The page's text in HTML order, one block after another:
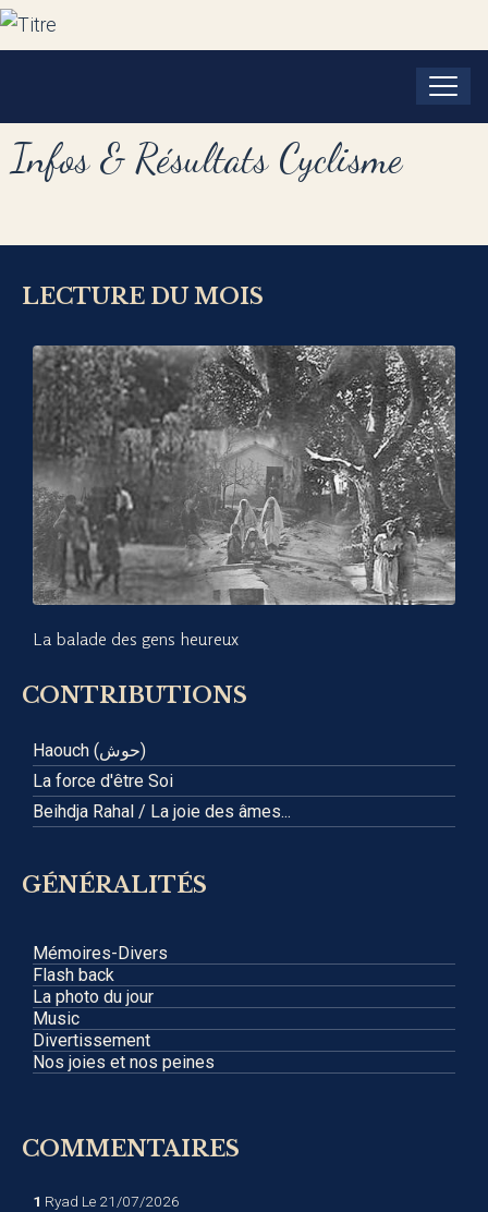
Infos & Résultats Cyclisme
LECTURE DU MOIS
La balade des gens heureux
CONTRIBUTIONS
Haouch (حوش)
La force d'être Soi
Beihdja Rahal / La joie des âmes...
GÉNÉRALITÉS
Mémoires-Divers
Flash back
La photo du jour
Music
Divertissement
Nos joies et nos peines
COMMENTAIRES
1 Ryad Le 21/07/2026